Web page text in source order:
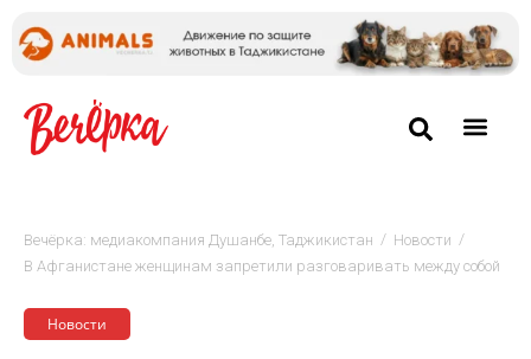
Вечёрка: медиакомпания Душанбе, Таджикистан / Новости /
В Афганистане женщинам запретили разговаривать между собой
Новости